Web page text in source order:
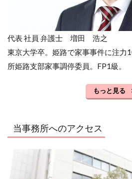
代表 社員 弁護士 増田 浩之
東京大学卒。姫路で家事事件に注力
所姫路支部家事調停委員。FP1級。
もっと見る
当事務所へのアクセス